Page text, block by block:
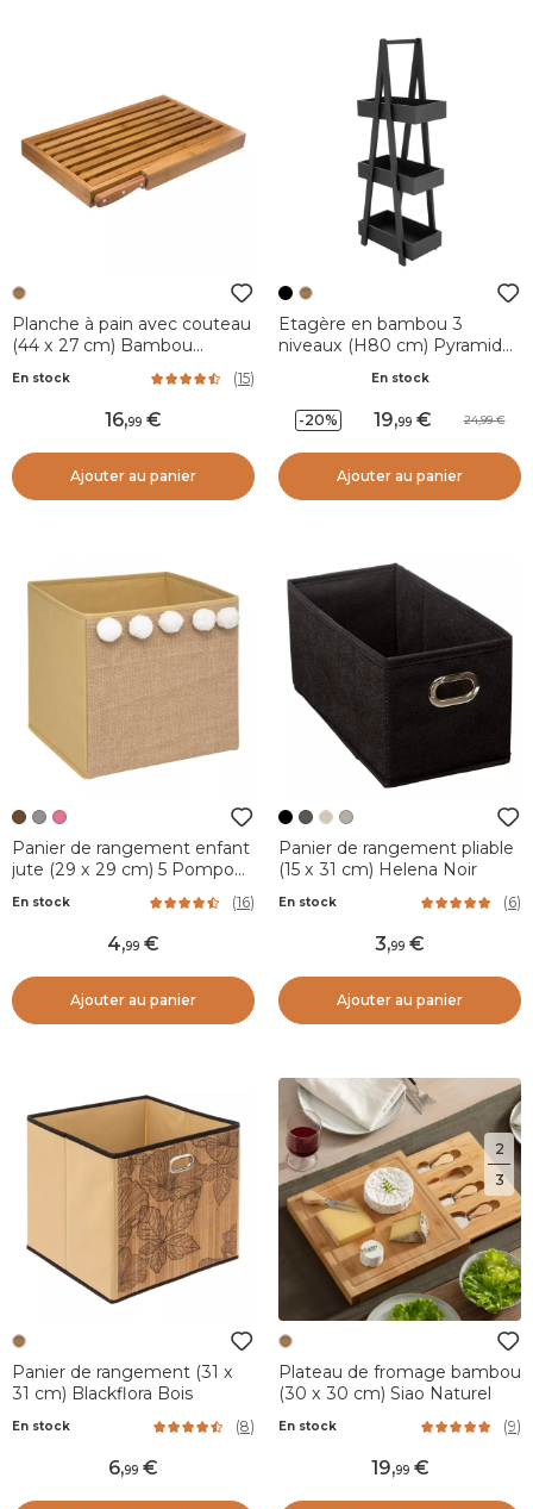
2
3
Planche à pain avec couteau
(44 x 27 cm) Bambou
En stock (15)
16,99
Ajouter au panier
Etagère en bambou 3
niveaux (H80 cm) Pyramide
En stock
-20% 19,99 24,99
Ajouter au panier
Panier de rangement enfant
jute (29 x 29 cm) 5 Pompons
En stock (16)
4,99
Ajouter au panier
Panier de rangement pliable
(15 x 31 cm) Helena Noir
En stock (6)
3,99
Ajouter au panier
Panier de rangement (31 x
31 cm) Blackflora Bois
En stock (8)
6,99
Plateau de fromage bambou
(30 x 30 cm) Siao Naturel
En stock (9)
19,99